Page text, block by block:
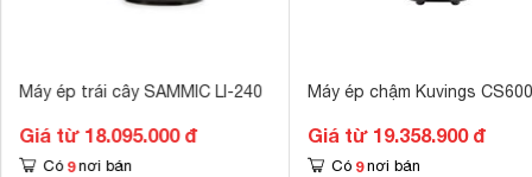
Máy ép trái cây SAMMIC LI-240
Giá từ 18.095.000 đ
Có 9 nơi bán
Máy ép chậm Kuvings
Giá từ 19.358.900 đ
Có 9 nơi bán